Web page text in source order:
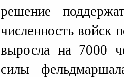
решение
численность войск
выросла на 7000
силы